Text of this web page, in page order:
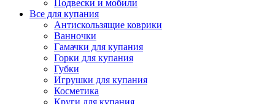
Подвески и мобили
Все для купания
Антискользящие коврики
Ванночки
Гамачки для купания
Горки для купания
Губки
Игрушки для купания
Косметика
Круги для купания